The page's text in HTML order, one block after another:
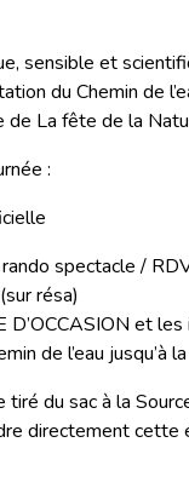
sensible et
du Chemin de
de La fête de la
:
spectacle /
résa)
D’OCCASION et
de l’eau jusqu’à
du sac à la
directement cette